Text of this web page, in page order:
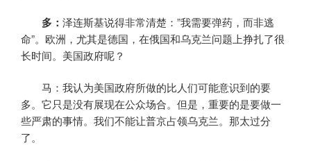
多： 泽连斯基说得非常清楚：”我需要弹药，而非逃
命”。欧洲，尤其是德国，在俄国和乌克兰问题上挣扎了很
长时间。美国政府呢？
马：我认为美国政府所做的比人们可能意识到的要
多。它只是没有展现在公众场合。但是，重要的是要做一
些严肃的事情。我们不能让普京占领乌克兰。那太过分
了。